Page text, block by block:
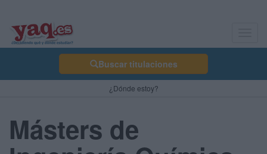
Buscar titulaciones
¿Dónde estoy?
Másters de